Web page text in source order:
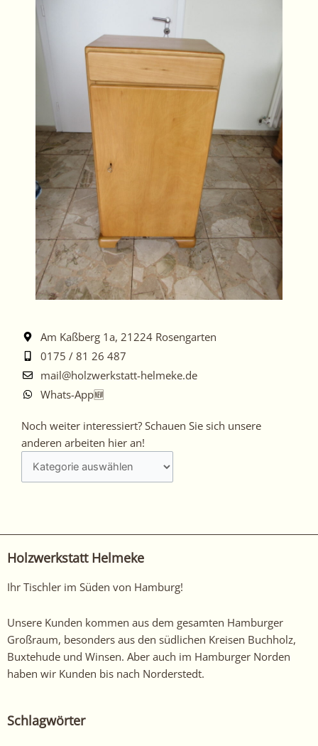
Am Kaßberg 1a, 21224 Rosengarten
0175 / 81 26 487
mail@holzwerkstatt-helmeke.de
Whats-App🆕
Noch weiter interessiert? Schauen Sie sich unsere
anderen arbeiten hier an!
Noch
weiter
interessiert?
Schauen
arbeiten
an!
Holzwerkstatt Helmeke
Ihr Tischler im Süden von Hamburg!
Unsere Kunden kommen aus dem gesamten Hamburger
Großraum, besonders aus den südlichen Kreisen Buchholz,
Buxtehude und Winsen. Aber auch im Hamburger Norden
haben wir Kunden bis nach Norderstedt.
Schlagwörter